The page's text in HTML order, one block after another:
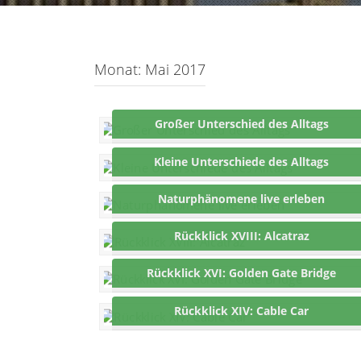
Monat: Mai 2017
Großer Unterschied des Alltags
Kleine Unterschiede des Alltags
Naturphänomene live erleben
Rückklick XVIII: Alcatraz
Rückklick XVI: Golden Gate Bridge
Rückklick XIV: Cable Car